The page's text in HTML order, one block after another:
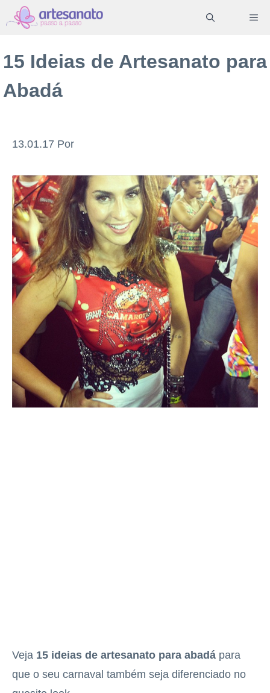
Pular
para
conteúdo
15 Ideias de Artesanato para
Abadá
13.01.17 Por
Veja 15 ideias de artesanato para abadá para
que o seu carnaval também seja diferenciado no